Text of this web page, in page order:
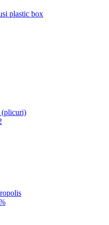
plastic box
(plicuri)